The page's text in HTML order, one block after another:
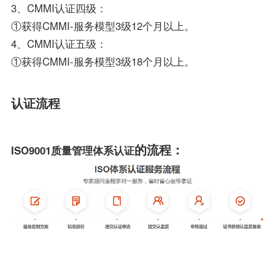
3、CMMI认证四级：
①获得CMMI-服务模型3级12个月以上。
4、CMMI认证五级：
①获得CMMI-服务模型3级18个月以上。
认证流程
ISO9001质量管理体系认证的流程：